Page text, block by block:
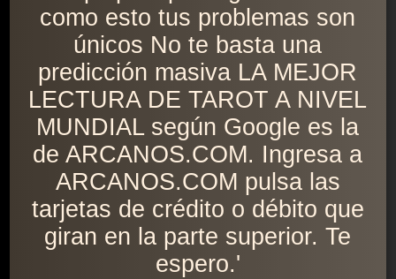
como esto tus problemas son
únicos No te basta una
predicción masiva LA MEJOR
LECTURA DE TAROT A NIVEL
MUNDIAL según Google es la
de ARCANOS.COM. Ingresa a
ARCANOS.COM pulsa las
tarjetas de crédito o débito que
giran en la parte superior. Te
espero.'